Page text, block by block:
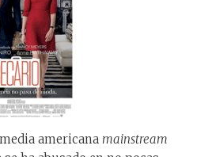
americana mainstream